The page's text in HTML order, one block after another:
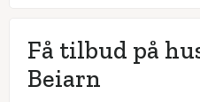
Få tilbud på
Beiarn